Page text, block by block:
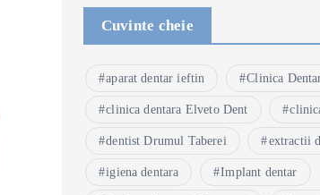
Cuvinte cheie
aparat dentar ieftin Clinica
clinica dentara Elveto Dent
dentist Drumul Taberei extractii
igiena dentara Implant dentar